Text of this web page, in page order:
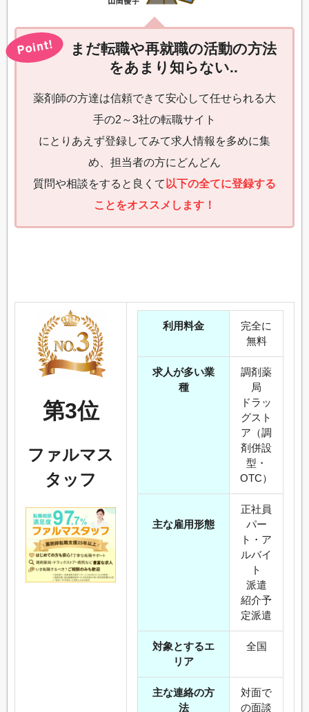
まだ転職や再就職の活動の方法
をあまり知らない..
薬剤師の方達は信頼できて安心して任せられる大
手の2～3社の転職サイト
にとりあえず登録してみて求人情報を多めに集
め、担当者の方にどんどん
質問や相談をすると良くて 以下の全てに登録する
ことをオススメします！
第3位
ファルマス
タッフ
利用料金
完全に
無料
求人が多い業
種
調剤薬
局
ドラッ
グスト
ア（調
剤併設
型・
OTC）
主な雇用形態
正社員
パー
ト・ア
ルバイ
ト
派遣
紹介予
定派遣
対象とするエ
リア
全国
主な連絡の方
法
対面で
の面談